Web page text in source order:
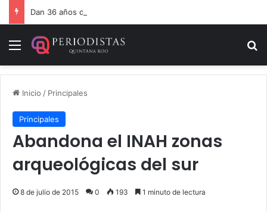
Menú
Inicio / Principales
Principales
Abandona el INAH zonas
arqueológicas del sur
8 de julio de 2015 0 193 1 minuto de lectura